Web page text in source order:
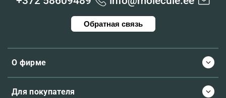
О фирме
Для покупателя
Обратная связь